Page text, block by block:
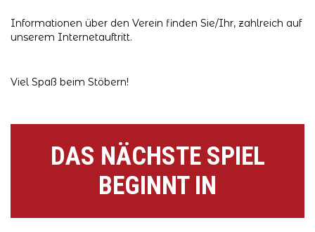
Informationen über den Verein finden Sie/Ihr, zahlreich auf
unserem Internetauftritt.
Viel Spaß beim Stöbern!
DAS NÄCHSTE SPIEL
BEGINNT IN